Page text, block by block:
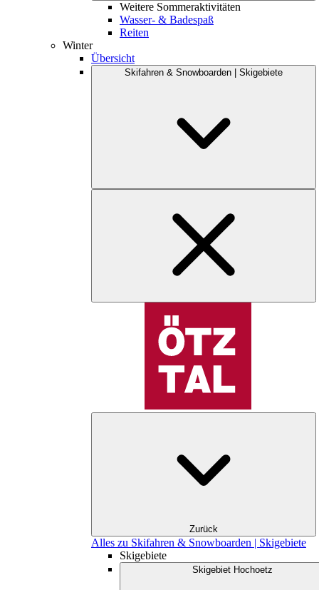
Weitere Sommeraktivitäten
Wasser- & Badespaß
Reiten
Winter
Übersicht
Skifahren & Snowboarden | Skigebiete
Zurück
Alles zu Skifahren & Snowboarden | Skigebiete
Skigebiete
Skigebiet Hochoetz